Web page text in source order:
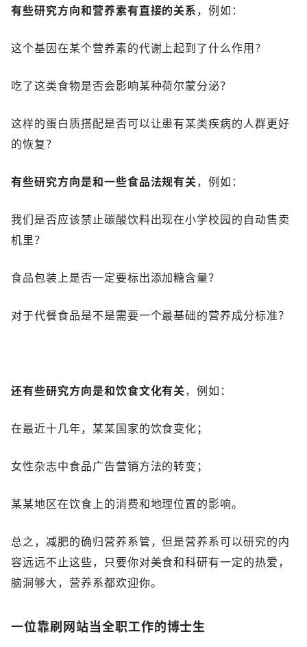
有些研究方向和营养素有直接的关系 ，例如：
这个基因在某个营养素的代谢上起到了什么作用？
吃了这类食物是否会影响某种荷尔蒙分泌？
这样的蛋白质搭配是否可以让患有某类疾病的人群更好
的恢复？
有些研究方向是和一些食品法规有关，例如：
我们是否应该禁止碳酸饮料出现在小学校园的自动售卖
机里？
食品包装上是否一定要标出添加糖含量？
对于代餐食品是不是需要一个最基础的营养成分标准？
还有些研究方向是和饮食文化有关，例如：
在最近十几年，某某国家的饮食变化；
女性杂志中食品广告营销方法的转变；
某某地区在饮食上的消费和地理位置的影响。
总之，减肥的确归营养系管，但是营养系可以研究的内
容远远不止这些，只要你对美食和科研有一定的热爱，
脑洞够大，营养系都欢迎你。
一位靠刷网站当全职工作的博士生